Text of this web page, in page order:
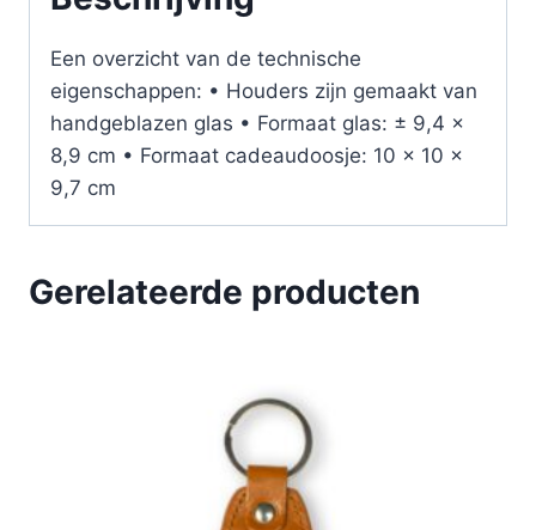
Een overzicht van de technische
eigenschappen: • Houders zijn gemaakt van
handgeblazen glas • Formaat glas: ± 9,4 x
8,9 cm • Formaat cadeaudoosje: 10 x 10 x
9,7 cm
Gerelateerde producten